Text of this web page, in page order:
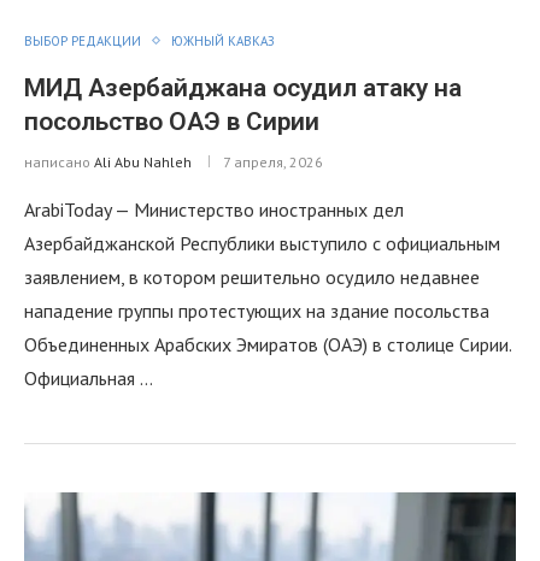
ВЫБОР РЕДАКЦИИ ЮЖНЫЙ КАВКАЗ
МИД Азербайджана осудил атаку на
посольство ОАЭ в Сирии
написано Ali Abu Nahleh 7 апреля, 2026
ArabiToday — Министерство иностранных дел
Азербайджанской Республики выступило с официальным
заявлением, в котором решительно осудило недавнее
нападение группы протестующих на здание посольства
Объединенных Арабских Эмиратов (ОАЭ) в столице Сирии.
Официальная …